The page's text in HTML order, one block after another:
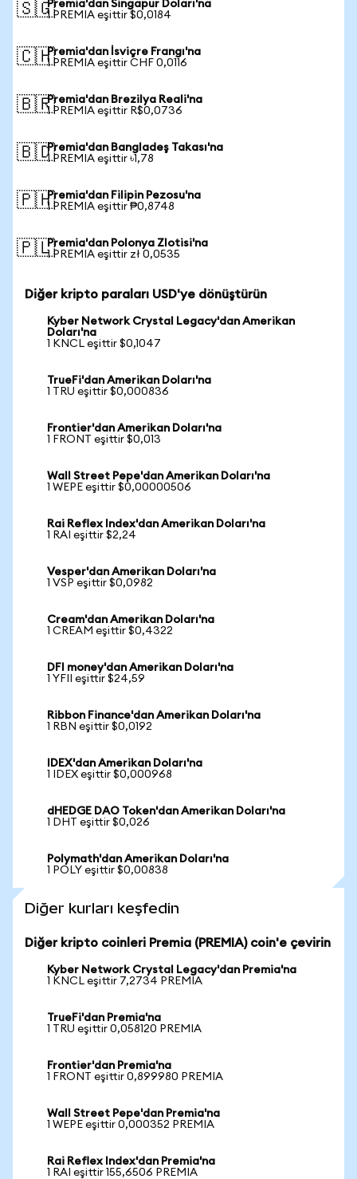
🇸🇬Premia'dan Singapur Doları'na
1 PREMIA eşittir $0,0184
🇨🇭Premia'dan İsviçre Frangı'na
1 PREMIA eşittir CHF 0,0116
🇧🇷Premia'dan Brezilya Reali'na
1 PREMIA eşittir R$0,0736
🇧🇩Premia'dan Bangladeş Takası'na
1 PREMIA eşittir ৳1,78
🇵🇭Premia'dan Filipin Pezosu'na
1 PREMIA eşittir ₱0,8748
🇵🇱Premia'dan Polonya Zlotisi'na
1 PREMIA eşittir zł 0,0535
Diğer kripto paraları USD'ye dönüştürün
Kyber Network Crystal Legacy'dan Amerikan
Doları'na
1 KNCL eşittir $0,1047
TrueFi'dan Amerikan Doları'na
1 TRU eşittir $0,000836
Frontier'dan Amerikan Doları'na
1 FRONT eşittir $0,013
Wall Street Pepe'dan Amerikan Doları'na
1 WEPE eşittir $0,00000506
Rai Reflex Index'dan Amerikan Doları'na
1 RAI eşittir $2,24
Vesper'dan Amerikan Doları'na
1 VSP eşittir $0,0982
Cream'dan Amerikan Doları'na
1 CREAM eşittir $0,4322
DFI money'dan Amerikan Doları'na
1 YFII eşittir $24,59
Ribbon Finance'dan Amerikan Doları'na
1 RBN eşittir $0,0192
IDEX'dan Amerikan Doları'na
1 IDEX eşittir $0,000968
dHEDGE DAO Token'dan Amerikan Doları'na
1 DHT eşittir $0,026
Polymath'dan Amerikan Doları'na
1 POLY eşittir $0,00838
Diğer kurları keşfedin
Diğer kripto coinleri Premia (PREMIA) coin'e çevirin
Kyber Network Crystal Legacy'dan Premia'na
1 KNCL eşittir 7,2734 PREMIA
TrueFi'dan Premia'na
1 TRU eşittir 0,058120 PREMIA
Frontier'dan Premia'na
1 FRONT eşittir 0,899980 PREMIA
Wall Street Pepe'dan Premia'na
1 WEPE eşittir 0,000352 PREMIA
Rai Reflex Index'dan Premia'na
1 RAI eşittir 155,6506 PREMIA